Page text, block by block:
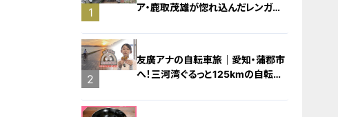
1
ア・鹿取茂雄が惚れ込んだレンガの
2
友廣アナの自転車旅｜愛知・蒲郡市
へ！三河湾ぐるっと125kmの自転車